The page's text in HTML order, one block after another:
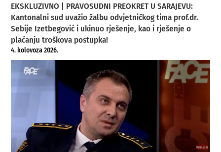
EKSKLUZIVNO | PRAVOSUDNI PREOKRET U SARAJEVU:
Kantonalni sud uvažio žalbu odvjetničkog tima prof.dr.
Sebije Izetbegović i ukinuo rješenje, kao i rješenje o
plaćanju troškova postupka!
4. kolovoza 2026.